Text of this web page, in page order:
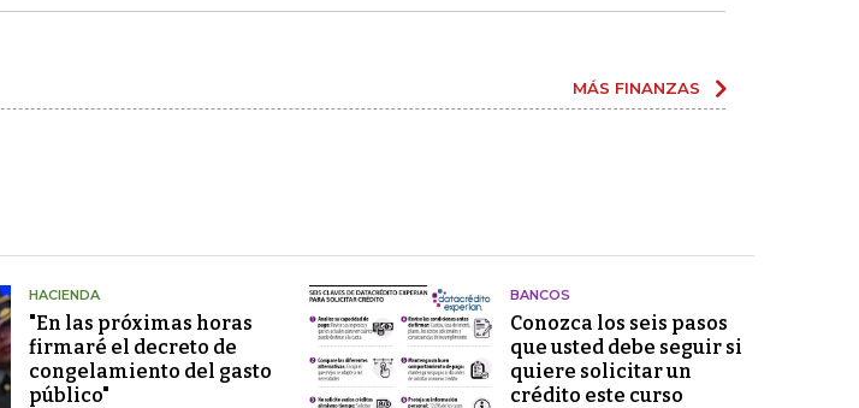
MÁS FINANZAS
HACIENDA
"En las próximas horas
firmaré el decreto de
congelamiento del gasto
público"
BANCOS
Conozca los seis pasos
que usted debe seguir si
quiere solicitar un
crédito este curso